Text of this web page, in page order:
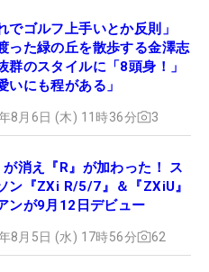
でゴルフ上手いとか反則」
った緑の丘を散歩する金澤志
群のスタイルに「8頭身！」
いにも程がある」
8月6日 (木) 11時36分 3
が消え『R』が加わった！ ス
ン『ZXi R/5/7』＆『ZXiU』
ンが9月12日デビュー
8月5日 (水) 17時56分 62